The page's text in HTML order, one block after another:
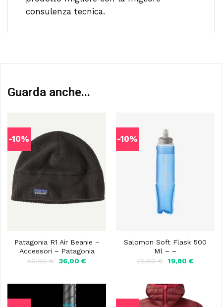
consulenza tecnica.
Guarda anche...
-10%
Patagonia R1 Air Beanie –
Accessori – Patagonia
40,00€
Il
40,00 €.
36,00€Il
-10%
Salomon Soft Flask 500
Ml – –
22,00€ Il
22,00 €.
19,80€Il